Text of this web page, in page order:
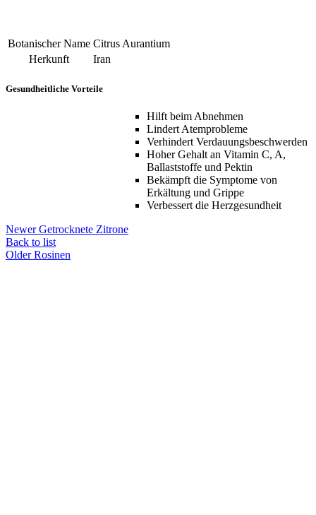
Botanischer Name Citrus Aurantium
Herkunft
Iran
Gesundheitliche Vorteile
Hilft beim Abnehmen
Lindert Atemprobleme
Verhindert Verdauungsbeschwerden
Hoher Gehalt an Vitamin C, A,
Ballaststoffe und Pektin
Bekämpft die Symptome von
Erkältung und Grippe
Verbessert die Herzgesundheit
Newer Getrocknete Zitrone
Back to list
Older Rosinen